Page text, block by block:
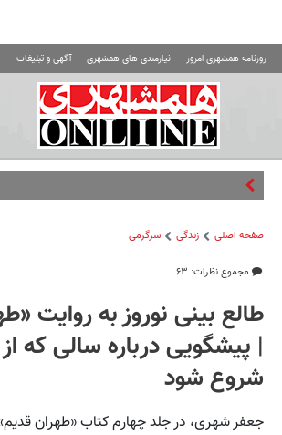
روزنامه همشهری امروز نیازمندی های همشهری آگهی و تبلیغات
صفحه اصلی زندگی سرگرمی
مجموع نظرات: ۶۳
طالع بینی نوروز به روایت
| پیشگویی درباره سالی که
شروع شود
جعفر شهری، در جلد چهارم کتاب «طهران